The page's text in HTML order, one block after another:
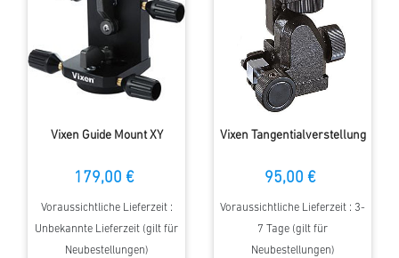
Vixen Guide Mount XY
179,00 €
Voraussichtliche Lieferzeit :
Unbekannte Lieferzeit (gilt für
Neubestellungen)
Vixen Tangentialverstellung
95,00 €
Voraussichtliche Lieferzeit : 3-
7 Tage (gilt für
Neubestellungen)